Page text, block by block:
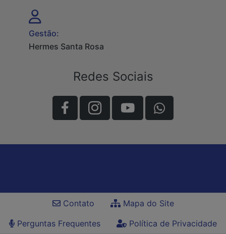
Gestão:
Hermes Santa Rosa
Redes Sociais
Contato
Mapa do Site
Perguntas Frequentes
Política de Privacidade